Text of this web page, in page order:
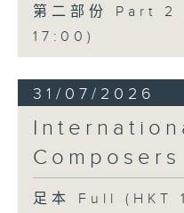
第二部份 Part
17:00)
31/07/2026
足本 Full (HKT